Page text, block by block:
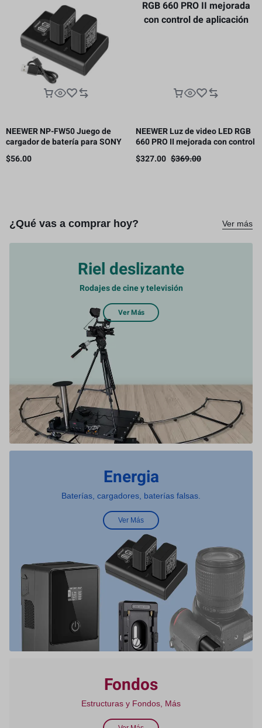
NEEWER NP-FW50 Juego de
cargador de batería para SONY
cámara NP-FW50 compatible
$56.00
NEEWER Luz de video LED RGB
660 PRO II mejorada con control
de aplicación
$369.00
$327.00
¿Qué vas a comprar hoy? Ver más
Riel deslizante
Rodajes de cine y televisión
Ver Más
Energia
Baterías, cargadores, baterías falsas.
Ver Más
Fondos
Estructuras y Fondos, Más